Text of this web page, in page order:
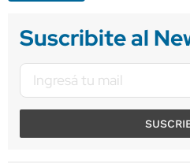
Suscribite al